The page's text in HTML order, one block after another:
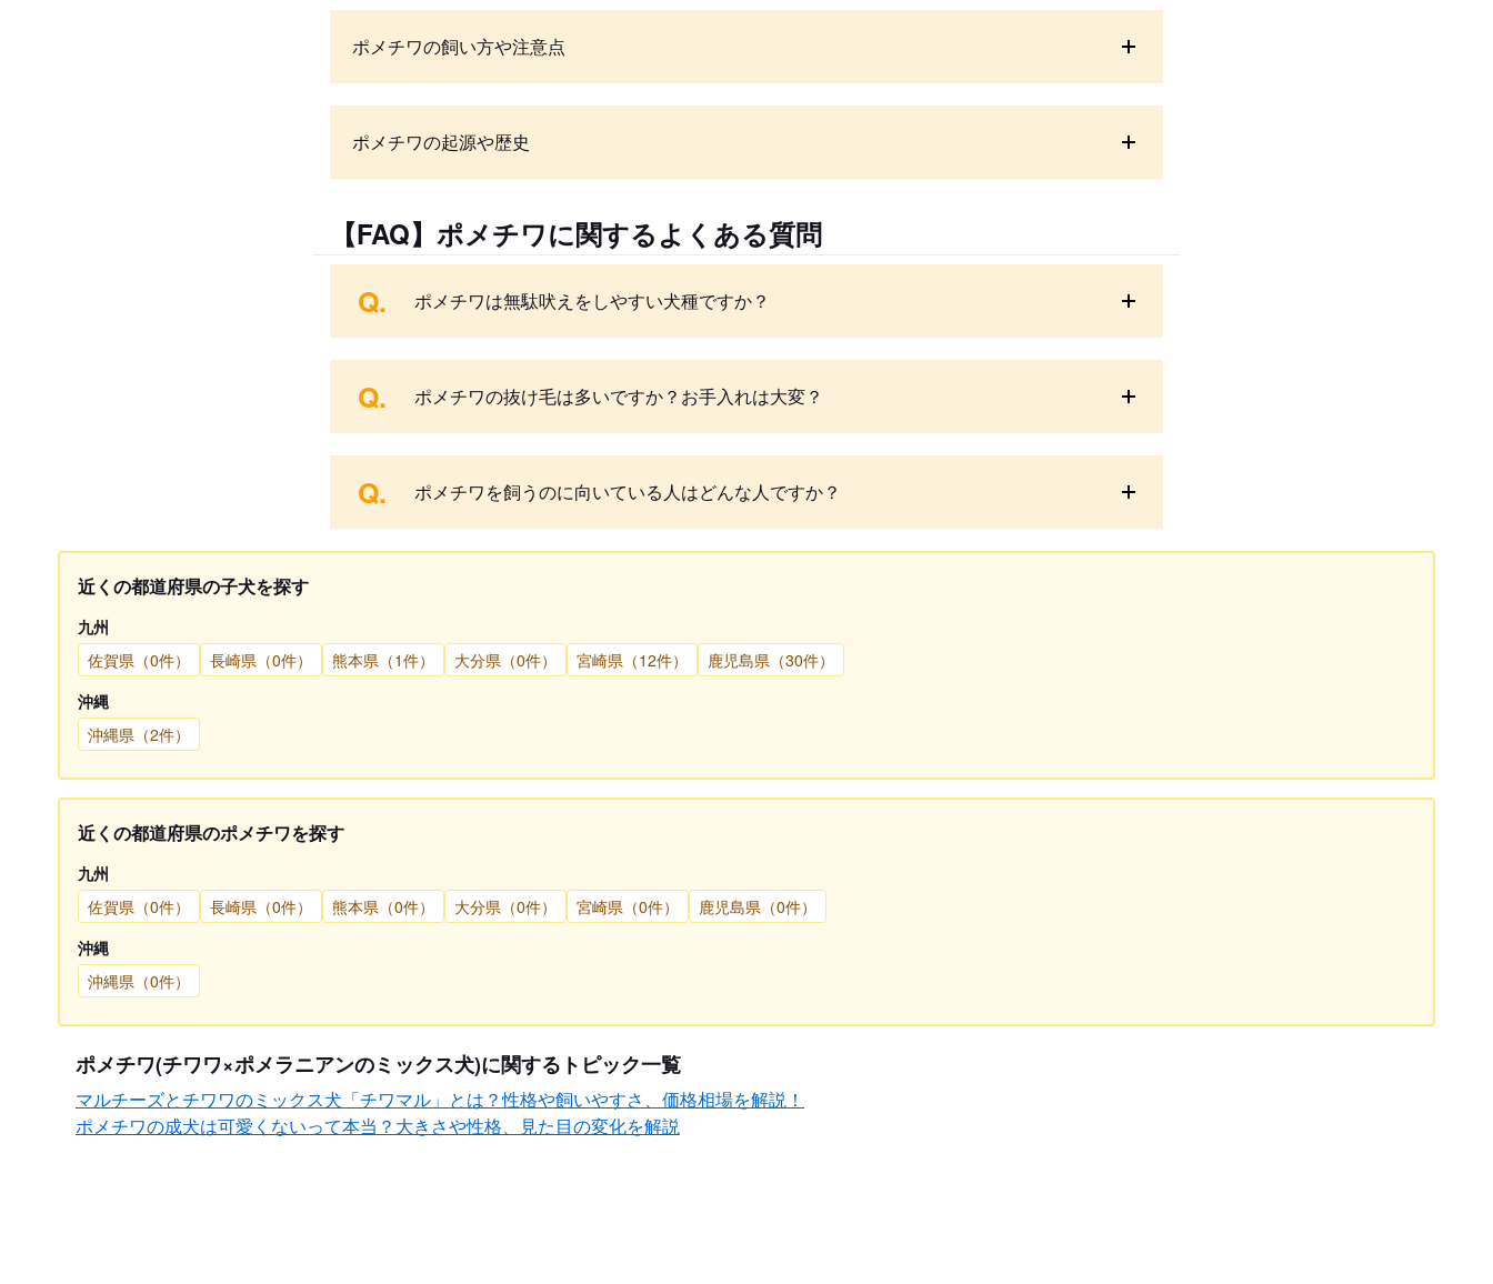
ポメチワの飼い方や注意点
ポメチワの起源や歴史
【FAQ】ポメチワに関するよくある質問
Q. ポメチワは無駄吠えをしやすい犬種ですか？
Q. ポメチワの抜け毛は多いですか？お手入れは大変？
Q. ポメチワを飼うのに向いている人はどんな人ですか？
近くの都道府県の子犬を探す
九州
佐賀県（0件）
長崎県（0件） 熊本県（1件） 大分県（0件） 宮崎県（12件）
鹿児島県（30件）
沖縄
沖縄県（2件）
近くの都道府県のポメチワを探す
九州
佐賀県（0件）
長崎県（0件） 熊本県（0件） 大分県（0件） 宮崎県（0件）
鹿児島県（0件）
沖縄
沖縄県（0件）
ポメチワ(チワワ×ポメラニアンのミックス犬)に関するトピック一覧
マルチーズとチワワのミックス犬「チワマル」とは？性格や飼いやすさ、価格相場を解説！
ポメチワの成犬は可愛くないって本当？大きさや性格、見た目の変化を解説